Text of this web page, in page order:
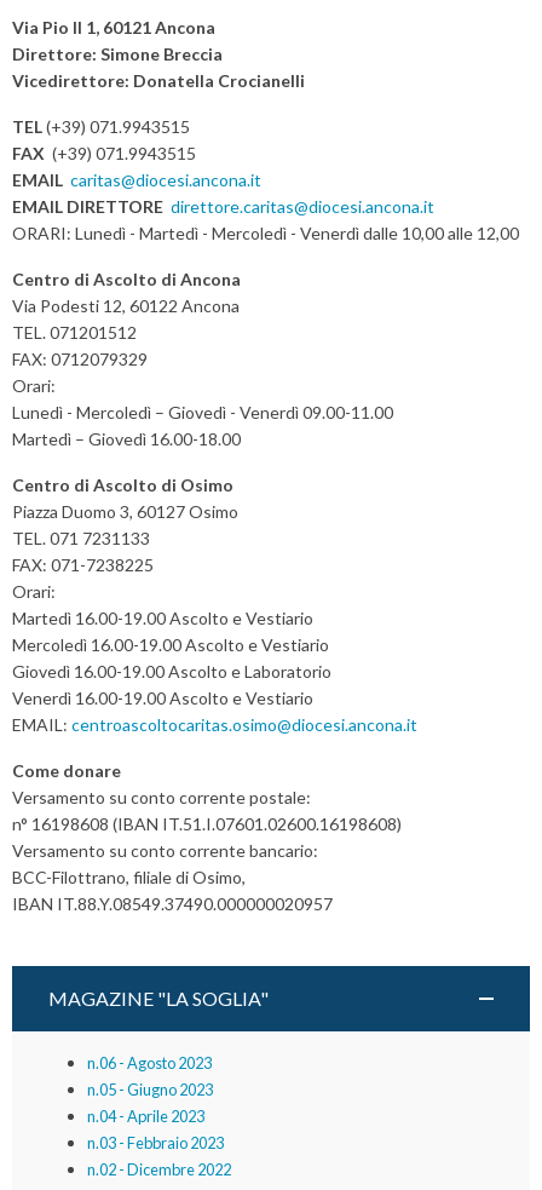
o
s
t
N
a
v
i
g
a
t
i
o
n
Via Pio II 1, 60121 Ancona
Direttore: Simone Breccia
Vicedirettore: Donatella Crocianelli
TEL(+39) 071.9943515
FAX (+39) 071.9943515
EMAIL caritas@diocesi.ancona.it
EMAIL DIRETTORE direttore.caritas@diocesi.ancona.it
ORARI: Lunedì - Martedì - Mercoledì - Venerdì dalle 10,00 alle 12,00
Centro di Ascolto di Ancona
Via Podesti 12, 60122 Ancona
TEL. 071201512
FAX: 0712079329
Orari:
Lunedì - Mercoledì – Giovedì - Venerdì 09.00-11.00
Martedì – Giovedì 16.00-18.00
Centro di Ascolto di Osimo
Piazza Duomo 3, 60127 Osimo
TEL. 071 7231133
FAX: 071-7238225
Orari:
Martedì 16.00-19.00 Ascolto e Vestiario
Mercoledì 16.00-19.00 Ascolto e Vestiario
Giovedì 16.00-19.00 Ascolto e Laboratorio
Venerdì 16.00-19.00 Ascolto e Vestiario
EMAIL: centroascoltocaritas.osimo@diocesi.ancona.it
Come donare
Versamento su conto corrente postale:
n° 16198608 (IBAN IT.51.I.07601.02600.16198608)
Versamento su conto corrente bancario:
BCC-Filottrano, filiale di Osimo,
IBAN IT.88.Y.08549.37490.000000020957
MAGAZINE "LA SOGLIA"
n.06 - Agosto 2023
n.05 - Giugno 2023
n.04 - Aprile 2023
n.03 - Febbraio 2023
n.02 - Dicembre 2022